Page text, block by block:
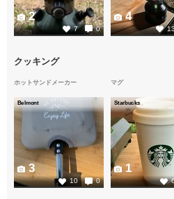
7 0
2 4
クッキング
ホットサンドメーカー
Belmont
10 0
3
マグ
Starbucks
1